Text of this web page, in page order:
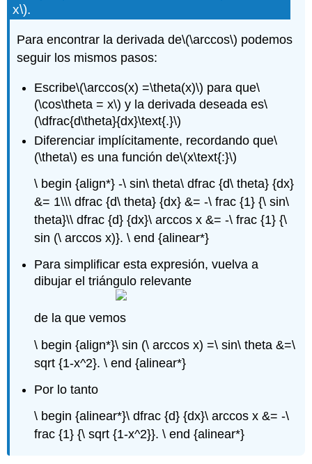
x\).
Para encontrar la derivada de\(\arccos\) podemos
seguir los mismos pasos:
Escribe\(\arccos(x) =\theta(x)\) para que\
(\cos\theta = x\) y la derivada deseada es\
(\dfrac{d\theta}{dx}\text{.}\)
Diferenciar implícitamente, recordando que\
(\theta\) es una función de\(x\text{:}\)
\ begin {align*} -\ sin\ theta\ dfrac {d\ theta} {dx}
&= 1\\\ dfrac {d\ theta} {dx} &= -\ frac {1} {\ sin\
theta}\\ dfrac {d} {dx}\ arccos x &= -\ frac {1} {\
sin (\ arccos x)}. \ end {alinear*}
Para simplificar esta expresión, vuelva a
dibujar el triángulo relevante
de la que vemos
\ begin {align*}\ sin (\ arccos x) =\ sin\ theta &=\
sqrt {1-x^2}. \ end {alinear*}
Por lo tanto
\ begin {alinear*}\ dfrac {d} {dx}\ arccos x &= -\
frac {1} {\ sqrt {1-x^2}}. \ end {alinear*}